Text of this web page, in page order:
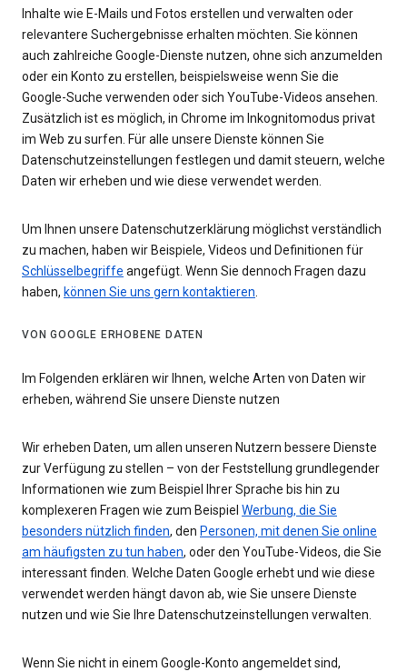
Inhalte wie E-Mails und Fotos erstellen und verwalten oder
relevantere Suchergebnisse erhalten möchten. Sie können
auch zahlreiche Google-Dienste nutzen, ohne sich anzumelden
oder ein Konto zu erstellen, beispielsweise wenn Sie die
Google-Suche verwenden oder sich YouTube-Videos ansehen.
Zusätzlich ist es möglich, in Chrome im Inkognitomodus privat
im Web zu surfen. Für alle unsere Dienste können Sie
Datenschutzeinstellungen festlegen und damit steuern, welche
Daten wir erheben und wie diese verwendet werden.
Um Ihnen unsere Datenschutzerklärung möglichst verständlich
zu machen, haben wir Beispiele, Videos und Definitionen für
Schlüsselbegriffe angefügt. Wenn Sie dennoch Fragen dazu
haben, können Sie uns gern kontaktieren.
VON GOOGLE ERHOBENE DATEN
Im Folgenden erklären wir Ihnen, welche Arten von Daten wir
erheben, während Sie unsere Dienste nutzen
Wir erheben Daten, um allen unseren Nutzern bessere Dienste
zur Verfügung zu stellen – von der Feststellung grundlegender
Informationen wie zum Beispiel Ihrer Sprache bis hin zu
komplexeren Fragen wie zum Beispiel Werbung, die Sie
besonders nützlich finden, den Personen, mit denen Sie online
am häufigsten zu tun haben, oder den YouTube-Videos, die Sie
interessant finden. Welche Daten Google erhebt und wie diese
verwendet werden hängt davon ab, wie Sie unsere Dienste
nutzen und wie Sie Ihre Datenschutzeinstellungen verwalten.
Wenn Sie nicht in einem Google-Konto angemeldet sind,